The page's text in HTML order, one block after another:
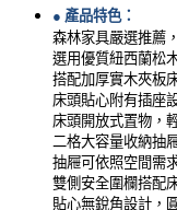
● 產品特色：
森林家具嚴選推薦
選用優質紐西蘭松
搭配加厚實木夾板
床頭貼心附有插座
床頭開放式置物，
二格大容量收納抽
抽屜可依照空間需
雙側安全圍欄搭配
貼心無銳角設計，